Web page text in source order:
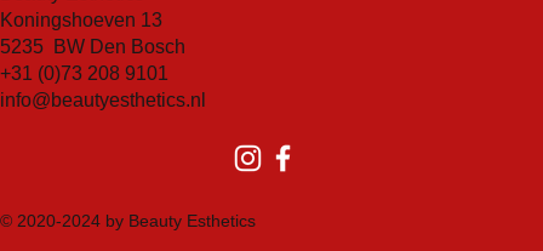
Koningshoeven 13
5235 BW Den Bosch
+31 (0)73 208 9101
info@beautyesthetics.nl
© 2020-2024 by Beauty Esthetics